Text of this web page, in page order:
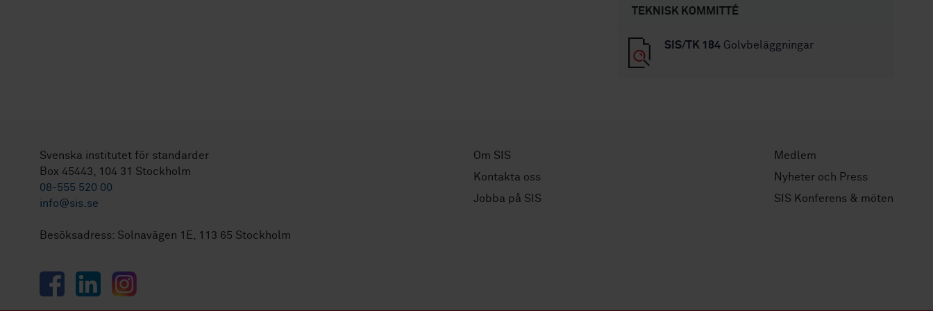
TEKNISK KOMMITTÉ
SIS/TK 184 Golvbeläggningar
Svenska institutet för standarder
Box 45443, 104 31 Stockholm
08-555 520 00
info@sis.se
Besöksadress: Solnavägen 1E, 113 65 Stockholm
FacebookLinkedInInstagram
Om SIS
Kontakta oss
Jobba på SIS
Medlem
Nyheter och Press
SIS Konferens & möten